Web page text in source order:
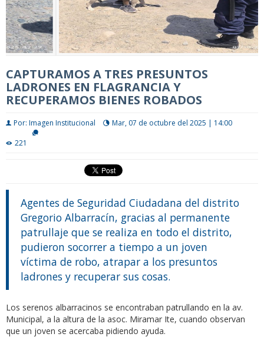
CAPTURAMOS A TRES PRESUNTOS
LADRONES EN FLAGRANCIA Y
RECUPERAMOS BIENES ROBADOS
Por: Imagen Institucional
Mar, 07 de octubre del 2025 | 14:00
221
Agentes de Seguridad Ciudadana del distrito
Gregorio Albarracín, gracias al permanente
patrullaje que se realiza en todo el distrito,
pudieron socorrer a tiempo a un joven
víctima de robo, atrapar a los presuntos
ladrones y recuperar sus cosas.
Los serenos albarracinos se encontraban patrullando en la av.
Municipal, a la altura de la asoc. Miramar Ite, cuando observan
que un joven se acercaba pidiendo ayuda.